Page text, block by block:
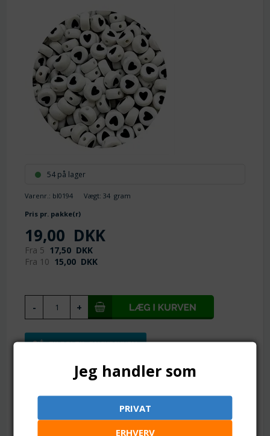
54 på lager
Varenr.: bl0194 Vægt:34 gram
Pris pr. pakke(r)
19,00 DKK
Fra 5 17,50 DKK
Fra 10 15,00 DKK
TILFØJ TIL ØNSKESKYEN
7 x 3.5 mm. Ca. 50 stk.
Mål: ca. 7 x 3.5 mm
Materiale: akryl
Jeg handler som
PRIVAT
ERHVERV